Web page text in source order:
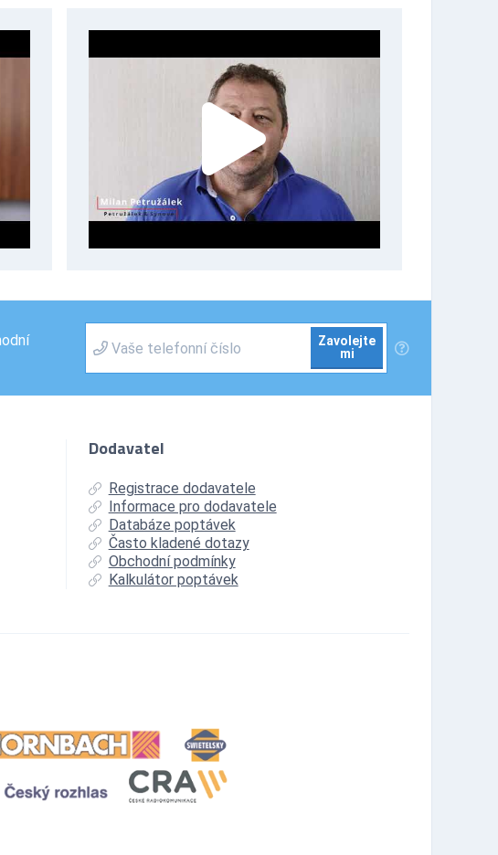
Zavolejte
mi
Dodavatel
Registrace dodavatele
Informace pro dodavatele
Databáze poptávek
Často kladené dotazy
Obchodní podmínky
Kalkulátor poptávek